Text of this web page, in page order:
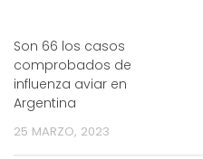
Son 66 los casos
comprobados de
influenza aviar en
Argentina
25 MARZO, 2023